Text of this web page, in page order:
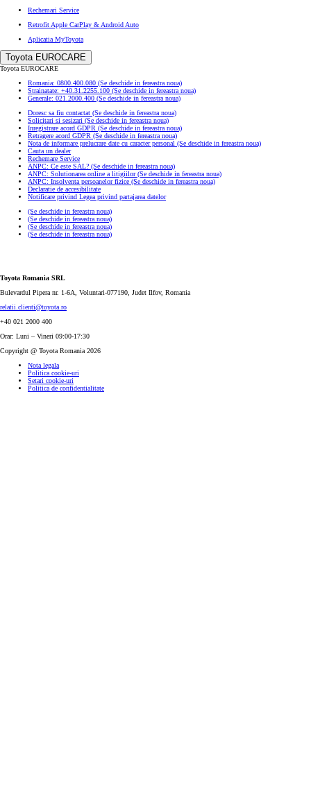
Rechemari Service
Retrofit Apple CarPlay & Android Auto
Aplicatia MyToyota
Toyota EUROCARE
Toyota EUROCARE
Romania: 0800.400.080 (Se deschide in fereastra noua)
Strainatate: +40.31.2255.100 (Se deschide in fereastra noua)
Generale: 021.2000.400 (Se deschide in fereastra noua)
Doresc sa fiu contactat (Se deschide in fereastra noua)
Solicitari si sesizari (Se deschide in fereastra noua)
Inregistrare acord GDPR (Se deschide in fereastra noua)
Retragere acord GDPR (Se deschide in fereastra noua)
Nota de informare prelucrare date cu caracter personal (Se deschide in fereastra noua)
Cauta un dealer
Rechemare Service
ANPC: Ce este SAL? (Se deschide in fereastra noua)
ANPC: Solutionarea online a litigiilor(Se deschide in fereastra noua)
ANPC: Insolventa persoanelor fizice (Se deschide in fereastra noua)
Declaratie de accesibilitate
Notificare privind Legea privind partajarea datelor
(Se deschide in fereastra noua)
(Se deschide in fereastra noua)
(Se deschide in fereastra noua)
(Se deschide in fereastra noua)
Toyota Romania SRL
Bulevardul Pipera nr. 1-6A, Voluntari-077190, Judet Ilfov, Romania
relatii.clienti@toyota.ro
+40 021 2000 400
Orar: Luni – Vineri 09:00-17:30
Copyright @ Toyota Romania 2026
Nota legala
Politica cookie-uri
Setari cookie-uri
Politica de confidentialitate